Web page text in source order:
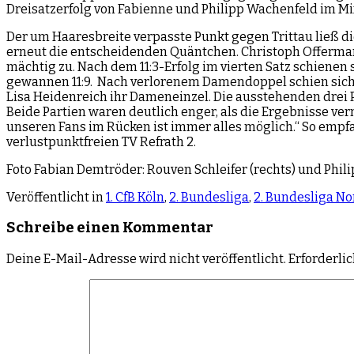
Dreisatzerfolg von Fabienne und Philipp Wachenfeld im
Der um Haaresbreite verpasste Punkt gegen Trittau ließ
erneut die entscheidenden Quäntchen. Christoph
mächtig zu. Nach dem 11:3-Erfolg im vierten Satz
gewannen 11:9. Nach verlorenem Damendoppel schien
Lisa Heidenreich ihr Dameneinzel. Die ausstehenden
Beide Partien waren deutlich enger, als die Ergebnisse
unseren Fans im Rücken ist immer alles möglich.“ So
verlustpunktfreien TV Refrath 2.
Foto Fabian Demtröder: Rouven Schleifer (rechts) und
Veröffentlicht in 1. CfB Köln, 2. Bundesliga, 2. Bundesliga
Schreibe einen Kommentar
Deine E-Mail-Adresse wird nicht veröffentlicht.